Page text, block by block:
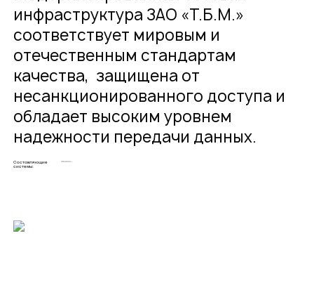
инфраструктура ЗАО «Т.Б.М.»
соответствует мировым и
отечественным стандартам
качества, защищена от
несанкционированного доступа и
обладает высоким уровнем
надежности передачи данных.
Составляющие
системы: